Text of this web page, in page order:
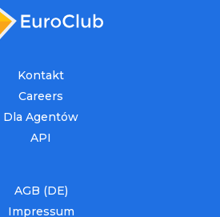
Kontakt
Careers
Dla Agentów
API
AGB (DE)
Impressum